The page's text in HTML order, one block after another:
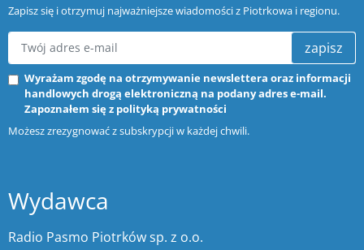
Zapisz się i otrzymuj najważniejsze wiadomości z Piotrkowa i regionu.
zapisz
Wyrażam zgodę na otrzymywanie newslettera oraz informacji
handlowych drogą elektroniczną na podany adres e-mail.
Zapoznałem się z polityką prywatności
Możesz zrezygnować z subskrypcji w każdej chwili.
Wydawca
Radio Pasmo Piotrków sp. z o.o.